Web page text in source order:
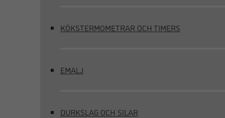
KÖKSTERMOMETRAR OCH TIMERS
EMALJ
DURKSLAG OCH SILAR